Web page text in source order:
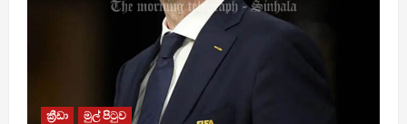
ක්‍රීඩා මුල් පිටුව